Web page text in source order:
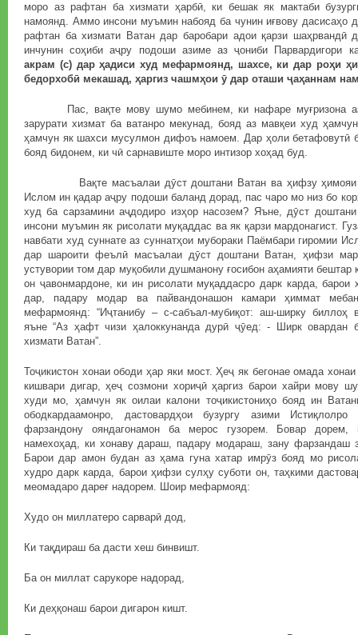
моро аз рафтан ба хизмати ҳарбӣ, ки бешак як мактаби
намоянд. Аммо инсони муъмин набояд ба чунин иғвову дасисаҳо
рафтан ба хизмати Ватан дар баробари адои қарзи шаҳрвандӣ
инчунин соҳиби аҷру подоши азиме аз ҷониби Парвардигори
акрам (с) дарҳадиси худ мефармоянд, шахсе, ки дар роҳи ҳ
бедорхобӣ мекашад, ҳаргиз чашмҳои ӯ дар оташи ҷаҳаннам
Пас, вақте мову шумо мебинем, ки нафаре муғризона аз
зарурати хизмат ба ватанро мекунад, бояд аз мавқеи худ
ҳамчун як шахси мусулмон дифоъ намоем. Дар ҳоли бетафовутӣ
бояд бидонем, ки чӣ сарнавиште моро интизор хоҳад буд.
Вақте масъалаи дӯст доштани Ватан ва ҳифзу ҳимояи
Ислом ин қадар аҷру подоши баланд дорад, пас чаро мо низ бо
худ ба сарзамини аҷдодиро изҳор насозем? Яъне, дӯст
инсони муъмин як рисолати муқаддас ва як қарзи мардонагист.
навбати худ суннате аз суннатҳои мубораки Паёмбари гиромии
дар шароити феълӣ масъалаи дӯст доштани Ватан, ҳифзи
устувории том дар муқобили душманону ғосибон аҳамияти бештар
он ҷавонмардоне, ки ин рисолати муқаддасро дарк карда, барои
дар, падару модар ва пайвандонашон камари ҳиммат
мефармоянд: “Иҷтанибу – с-сабъал-мубиқот: аш-ширку биллоҳ
яъне “Аз ҳафт чизи ҳалоккунанда дурӣ ҷӯед: - Ширк
хизмати Ватан”.
Тоҷикистон хонаи ободи ҳар яки мост. Ҳеҷ як бегонае омада
кишвари дигар, ҳеҷ созмони хориҷӣ ҳаргиз барои хайри мову
худи мо, ҳамчун як оилаи калони тоҷикистониҳо бояд ин
ободкардаамонро, дастовардҳои бузургу азими
фарзандону ояндагонамон ба мерос гузорем. Бовар
намехоҳад, ки хонаву дараш, падару модараш, зану фарзандаш
Барои дар амон будан аз ҳама гуна хатар имрӯз бояд мо
худро дарк карда, барои ҳифзи сулҳу суботи он, таҳкими
меомадаро дареғ надорем. Шоир мефармояд:
Худо он миллатеро сарварӣ дод,
Ки тақдираш ба дасти хеш бинвишт.
Ба он миллат сарукоре надорад,
Ки деҳқонаш барои дигарон кишт.